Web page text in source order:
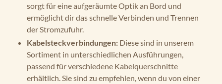
sorgt für eine aufgeräumte Optik an Bord und
ermöglicht dir das schnelle Verbinden und Trennen
der Stromzufuhr.
Kabelsteckverbindungen: Diese sind in unserem
Sortiment in unterschiedlichen Ausführungen,
passend für verschiedene Kabelquerschnitte
erhältlich. Sie sind zu empfehlen, wenn du von einer